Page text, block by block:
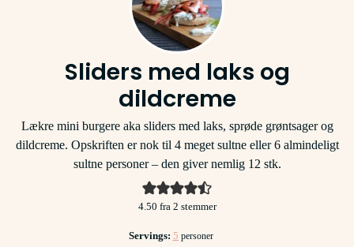
Sliders med laks og
dildcreme
Lækre mini burgere aka sliders med laks, sprøde grøntsager og
dildcreme. Opskriften er nok til 4 meget sultne eller 6 almindeligt
sultne personer – den giver nemlig 12 stk.
4.50 fra 2 stemmer
Servings: 5 personer